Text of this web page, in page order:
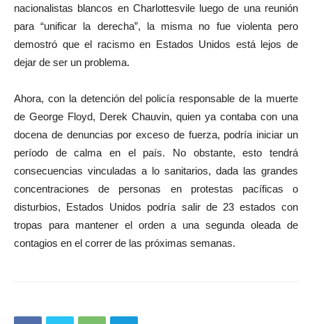
nacionalistas blancos en Charlottesvile luego de una reunión
para “unificar la derecha”, la misma no fue violenta pero
demostró que el racismo en Estados Unidos está lejos de
dejar de ser un problema.
Ahora, con la detención del policía responsable de la muerte
de George Floyd, Derek Chauvin, quien ya contaba con una
docena de denuncias por exceso de fuerza, podría iniciar un
período de calma en el país. No obstante, esto tendrá
consecuencias vinculadas a lo sanitarios, dada las grandes
concentraciones de personas en protestas pacíficas o
disturbios, Estados Unidos podría salir de 23 estados con
tropas para mantener el orden a una segunda oleada de
contagios en el correr de las próximas semanas.